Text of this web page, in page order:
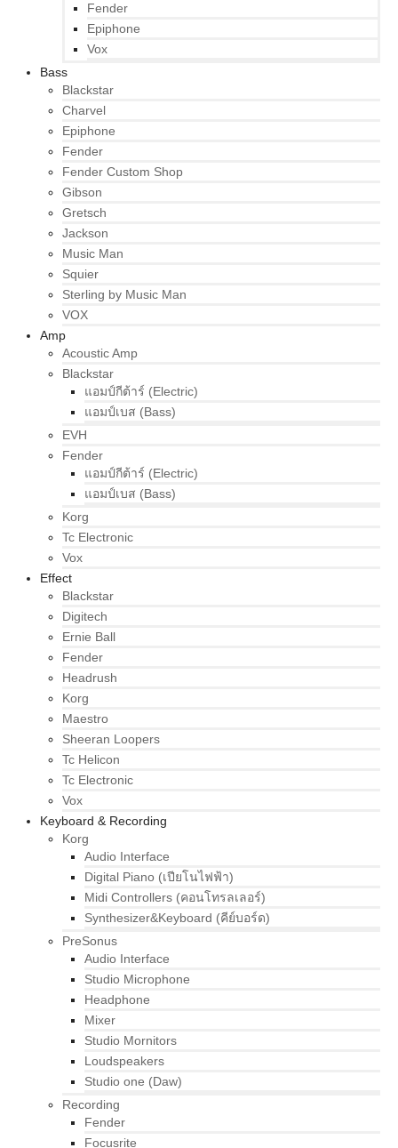
Fender
Epiphone
Vox
Bass
Blackstar
Charvel
Epiphone
Fender
Fender Custom Shop
Gibson
Gretsch
Jackson
Music Man
Squier
Sterling by Music Man
VOX
Amp
Acoustic Amp
Blackstar
แอมป์กีต้าร์ (Electric)
แอมป์เบส (Bass)
EVH
Fender
แอมป์กีต้าร์ (Electric)
แอมป์เบส (Bass)
Korg
Tc Electronic
Vox
Effect
Blackstar
Digitech
Ernie Ball
Fender
Headrush
Korg
Maestro
Sheeran Loopers
Tc Helicon
Tc Electronic
Vox
Keyboard & Recording
Korg
Audio Interface
Digital Piano (เปียโนไฟฟ้า)
Midi Controllers (คอนโทรลเลอร์)
Synthesizer&Keyboard (คีย์บอร์ด)
PreSonus
Audio Interface
Studio Microphone
Headphone
Mixer
Studio Mornitors
Loudspeakers
Studio one (Daw)
Recording
Fender
Focusrite